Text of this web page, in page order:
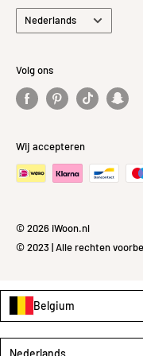
Taal
Nederlands
Volg ons
Wij accepteren
© 2026 iWoon.nl
© 2023 | Alle rechten
Belgium